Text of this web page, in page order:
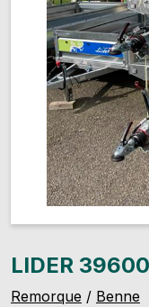
LIDER
Remorque / Benne